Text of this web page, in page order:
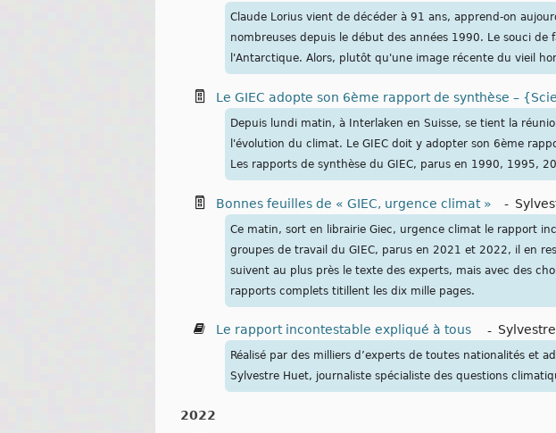
Claude Lorius vient de décéder à 91 ans, apprend-on
nombreuses depuis le début des années 1990. Le souci de
l'Antarctique. Alors, plutôt qu'une image récente du vieil
Le GIEC adopte son 6ème rapport de synthèse –
Depuis lundi matin, à Interlaken en Suisse, se tient la
l'évolution du climat. Le GIEC doit y adopter son 6ème
Les rapports de synthèse du GIEC, parus en 1990, 1995,
Bonnes feuilles de « GIEC, urgence climat » -
Ce matin, sort en librairie Giec, urgence climat le rapport
groupes de travail du GIEC, parus en 2021 et 2022, il en
suivent au plus près le texte des experts, mais avec des
rapports complets titillent les dix mille pages.
Le rapport incontestable expliqué à tous -
Réalisé par des milliers d’experts de toutes nationalités et
Sylvestre Huet, journaliste spécialiste des questions
2022